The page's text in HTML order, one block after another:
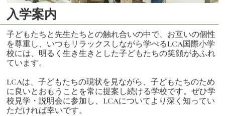
入学案内
子どもたちと先生たちとの触れ合いの中で、お互いの個性
を尊重し、いつもリラックスしながら学べるLCA国際小学
校には、明るく生き生きとした子どもたちの笑顔があふれ
ています。
LCAは、子どもたちの現状を見ながら、子どもたちのため
に良いとおもうことを常に提案し続ける学校です。ぜひ学
校見学・説明会に参加し、LCAについてより深く知ってい
ただければ幸いです。